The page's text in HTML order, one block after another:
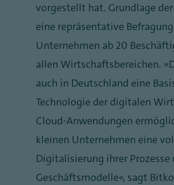
vorgestellt hat. Grundlage
eine repräsentative
Unternehmen ab 20
allen Wirtschaftsbereichen.
auch in Deutschland eine
Technologie der digitalen
Cloud-Anwendungen
kleinen Unternehmen eine
Digitalisierung ihrer Prozesse
Geschäftsmodelle“, sagt